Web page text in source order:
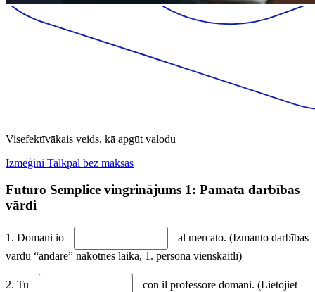
Visefektīvākais veids, kā apgūt valodu
Izmēģini Talkpal bez maksas
Futuro Semplice vingrinājums 1: Pamata darbības
vārdi
1. Domani io
al mercato. (Izmanto darbības
vārdu “andare” nākotnes laikā, 1. persona vienskaitlī)
2. Tu
con il professore domani. (Lietojiet